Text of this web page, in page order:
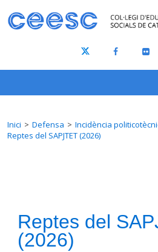
Inici Defensa
Incidència
Reptes del SAPJTET (2026)
Reptes del
(2026)